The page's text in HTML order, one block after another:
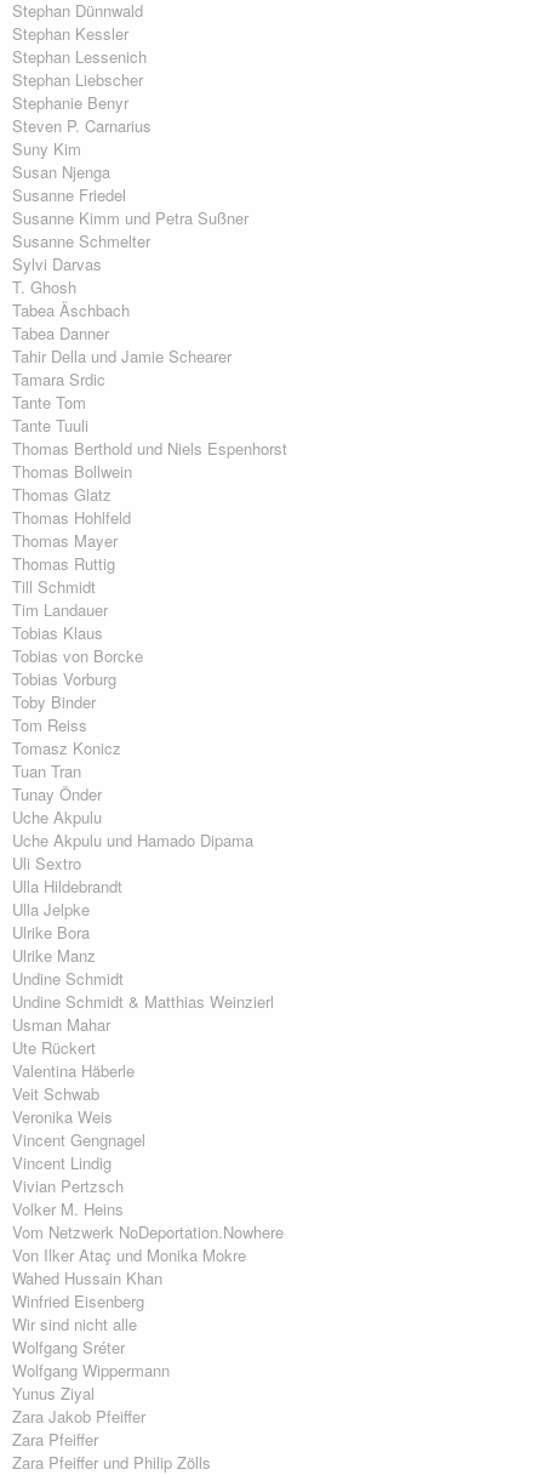
Stephan Dünnwald
Stephan Kessler
Stephan Lessenich
Stephan Liebscher
Stephanie Benyr
Steven P. Carnarius
Suny Kim
Susan Njenga
Susanne Friedel
Susanne Kimm und Petra Sußner
Susanne Schmelter
Sylvi Darvas
T. Ghosh
Tabea Äschbach
Tabea Danner
Tahir Della und Jamie Schearer
Tamara Srdic
Tante Tom
Tante Tuuli
Thomas Berthold und Niels Espenhorst
Thomas Bollwein
Thomas Glatz
Thomas Hohlfeld
Thomas Mayer
Thomas Ruttig
Till Schmidt
Tim Landauer
Tobias Klaus
Tobias von Borcke
Tobias Vorburg
Toby Binder
Tom Reiss
Tomasz Konicz
Tuan Tran
Tunay Önder
Uche Akpulu
Uche Akpulu und Hamado Dipama
Uli Sextro
Ulla Hildebrandt
Ulla Jelpke
Ulrike Bora
Ulrike Manz
Undine Schmidt
Undine Schmidt & Matthias Weinzierl
Usman Mahar
Ute Rückert
Valentina Häberle
Veit Schwab
Veronika Weis
Vincent Gengnagel
Vincent Lindig
Vivian Pertzsch
Volker M. Heins
Vom Netzwerk NoDeportation.Nowhere
Von Ilker Ataç und Monika Mokre
Wahed Hussain Khan
Winfried Eisenberg
Wir sind nicht alle
Wolfgang Sréter
Wolfgang Wippermann
Yunus Ziyal
Zara Jakob Pfeiffer
Zara Pfeiffer
Zara Pfeiffer und Philip Zölls